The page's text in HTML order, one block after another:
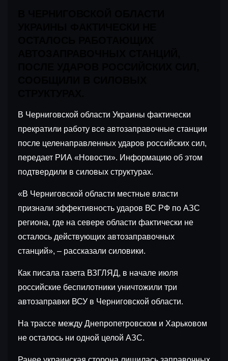
В Черниговской области Украины фактически
прекратили работу все автозаправочные станции
после целенаправленных ударов российских сил,
передает РИА «Новости». Информацию об этом
подтвердили в силовых структурах.
«В Черниговской области местные власти
признали эффективность ударов ВС РФ по АЗС
региона, где на севере области фактически не
осталось действующих автозаправочных
станций», – рассказали силовики.
Как писала газета ВЗГЛЯД, в начале июля
российские беспилотники уничтожили три
автозаправки ВСУ в Черниговской области.
На трассе между Днепропетровском и Харьковом
не осталось ни одной целой АЗС.